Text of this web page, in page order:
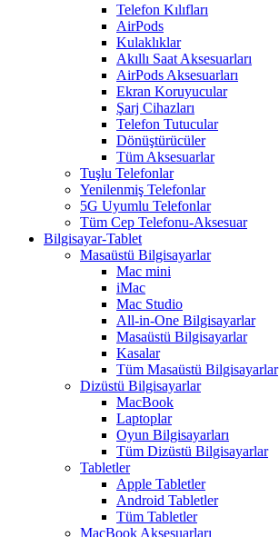
Telefon Kılıfları
AirPods
Kulaklıklar
Akıllı Saat Aksesuarları
AirPods Aksesuarları
Ekran Koruyucular
Şarj Cihazları
Telefon Tutucular
Dönüştürücüler
Tüm Aksesuarlar
Tuşlu Telefonlar
Yenilenmiş Telefonlar
5G Uyumlu Telefonlar
Tüm Cep Telefonu-Aksesuar
Bilgisayar-Tablet
Masaüstü Bilgisayarlar
Mac mini
iMac
Mac Studio
All-in-One Bilgisayarlar
Masaüstü Bilgisayarlar
Kasalar
Tüm Masaüstü Bilgisayarlar
Dizüstü Bilgisayarlar
MacBook
Laptoplar
Oyun Bilgisayarları
Tüm Dizüstü Bilgisayarlar
Tabletler
Apple Tabletler
Android Tabletler
Tüm Tabletler
MacBook Aksesuarları